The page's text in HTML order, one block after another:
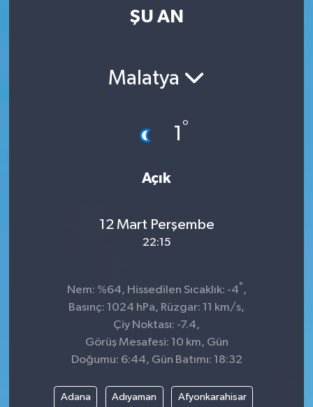
ŞU AN
Malatya
1 °
Açık
12 Mart Perşembe
22:15
Nem: %64, Hissedilen Sıcaklık: -4° ,
Basınç: 1024 hPa, Rüzgar: 11 km/s,
Çiy Noktası: -7.4,
Görüş Mesafesi: 10 km, Gün
Doğumu: 6:44, Gün Batımı: 18:32
Adana Adıyaman Afyonkarahisar